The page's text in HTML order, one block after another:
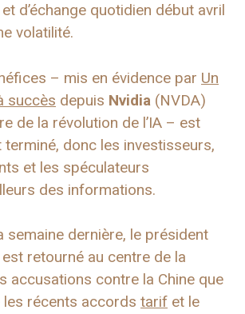
d’échange quotidien début avril
volatilité.
– mis en évidence par Un
succès depuis Nvidia (NVDA)
de la révolution de l’IA – est
terminé, donc les investisseurs,
et les spéculateurs
des informations.
semaine dernière, le président
retourné au centre de la
accusations contre la Chine que
les récents accords tarif et le